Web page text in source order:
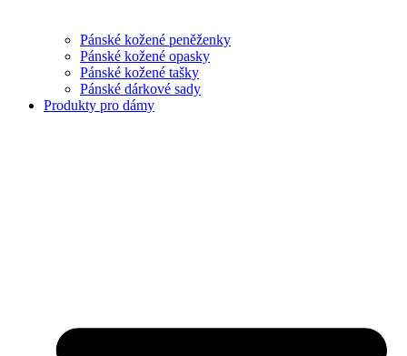
Pánské kožené peněženky
Pánské kožené opasky
Pánské kožené tašky
Pánské dárkové sady
Produkty pro dámy